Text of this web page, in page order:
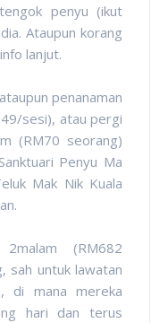
penyu (ikut
Ataupun korang
lanjut.
penanaman
sesi), atau pergi
(RM70 seorang)
Penyu Ma
Mak Nik Kuala
(RM682
sah untuk lawatan
di mana mereka
hari dan terus